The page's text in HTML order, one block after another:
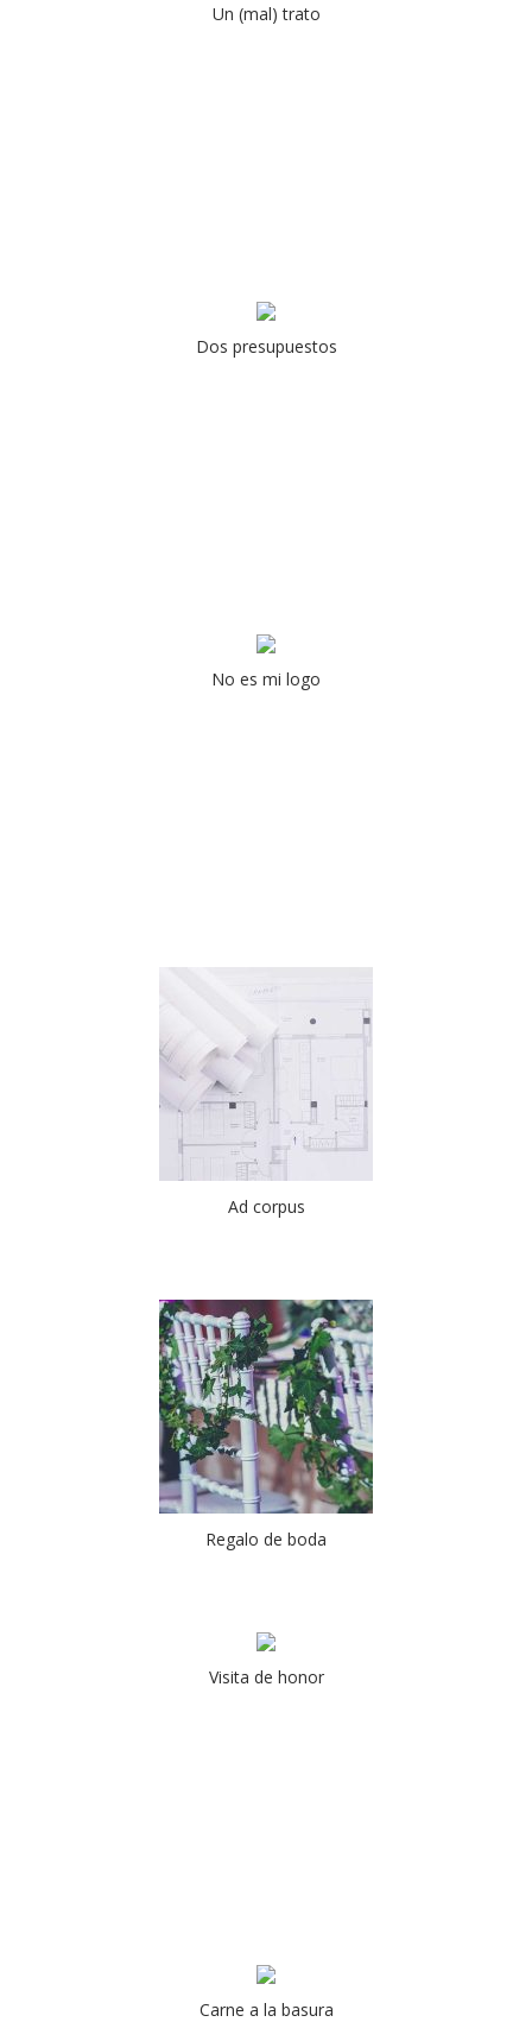
Un (mal) trato
Dos presupuestos
No es mi logo
Ad corpus
Regalo de boda
Visita de honor
Carne a la basura